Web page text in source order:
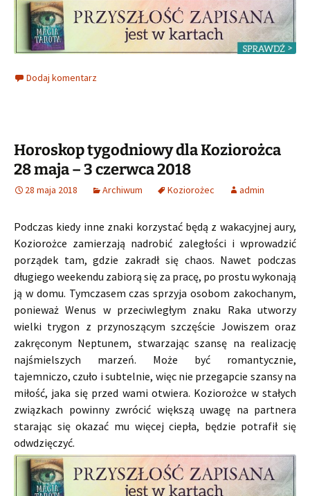
Dodaj komentarz
Horoskop tygodniowy dla Koziorożca
28 maja – 3 czerwca 2018
28 maja 2018 Archiwum Koziorożec admin
Podczas kiedy inne znaki korzystać będą z wakacyjnej aury,
Koziorożce zamierzają nadrobić zaległości i wprowadzić
porządek tam, gdzie zakradł się chaos. Nawet podczas
długiego weekendu zabiorą się za pracę, po prostu wykonają
ją w domu. Tymczasem czas sprzyja osobom zakochanym,
ponieważ Wenus w przeciwległym znaku Raka utworzy
wielki trygon z przynoszącym szczęście Jowiszem oraz
zakręconym Neptunem, stwarzając szansę na realizację
najśmielszych marzeń. Może być romantycznie,
tajemniczo, czuło i subtelnie, więc nie przegapcie szansy na
miłość, jaka się przed wami otwiera. Koziorożce w stałych
związkach powinny zwrócić większą uwagę na partnera
starając się okazać mu więcej ciepła, będzie potrafił się
odwdzięczyć.